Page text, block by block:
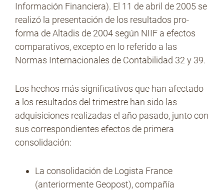
Contacto
Información Financiera). El 11 de abril de 2005 se
realizó la presentación de los resultados pro-
forma de Altadis de 2004 según NIIF a efectos
comparativos, excepto en lo referido a las
Normas Internacionales de Contabilidad 32 y 39.
Los hechos más significativos que han afectado
a los resultados del trimestre han sido las
adquisiciones realizadas el año pasado, junto con
sus correspondientes efectos de primera
consolidación:
La consolidación de Logista France
(anteriormente Geopost), compañía